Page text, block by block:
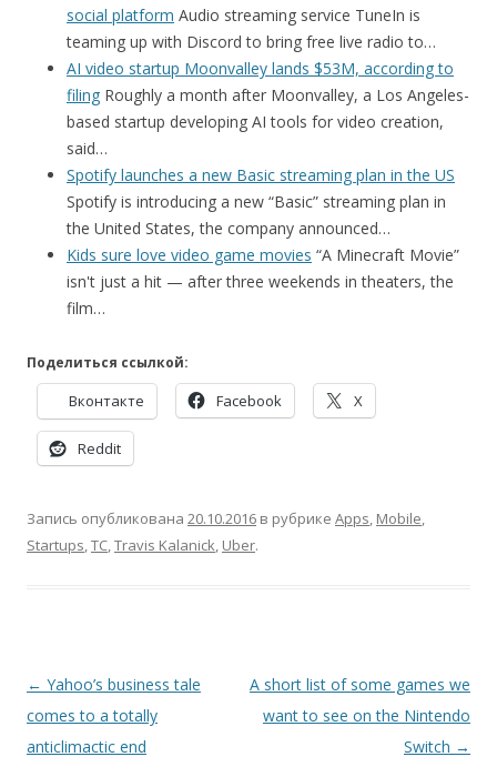
social platform Audio streaming service TuneIn is
teaming up with Discord to bring free live radio to…
AI video startup Moonvalley lands $53M, according to
filing Roughly a month after Moonvalley, a Los Angeles-
based startup developing AI tools for video creation,
said…
Spotify launches a new Basic streaming plan in the US
Spotify is introducing a new “Basic” streaming plan in
the United States, the company announced…
Kids sure love video game movies “A Minecraft Movie”
isn't just a hit — after three weekends in theaters, the
film…
Поделиться ссылкой:
Вконтакте Facebook X
Reddit
Запись опубликована 20.10.2016 в рубрике Apps, Mobile,
Startups,TC,Travis Kalanick, Uber.
Навигация
по
записям
← Yahoo’s business tale
comes to a totally
anticlimactic end
A short list of some games we
want to see on the Nintendo
Switch →